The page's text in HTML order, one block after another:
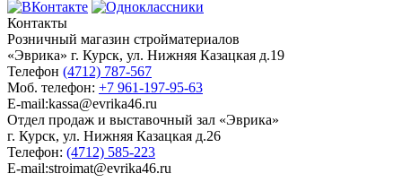
Контакты
Розничный магазин стройматериалов
«Эврика» г. Курск, ул. Нижняя Казацкая д.19
Телефон (4712) 787-567
Моб. телефон: +7 961-197-95-63
E-mail:kassa@evrika46.ru
Отдел продаж и выставочный зал «Эврика»
г. Курск, ул. Нижняя Казацкая д.26
Телефон: (4712) 585-223
E-mail:stroimat@evrika46.ru